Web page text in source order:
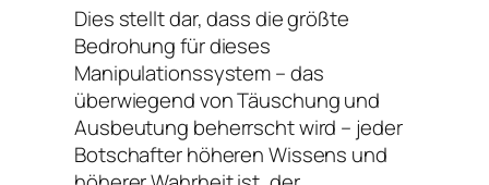
Dies stellt dar, dass die größte
Bedrohung für dieses
Manipulationssystem – das
überwiegend von Täuschung und
Ausbeutung beherrscht wird – jeder
Botschafter höheren Wissens und